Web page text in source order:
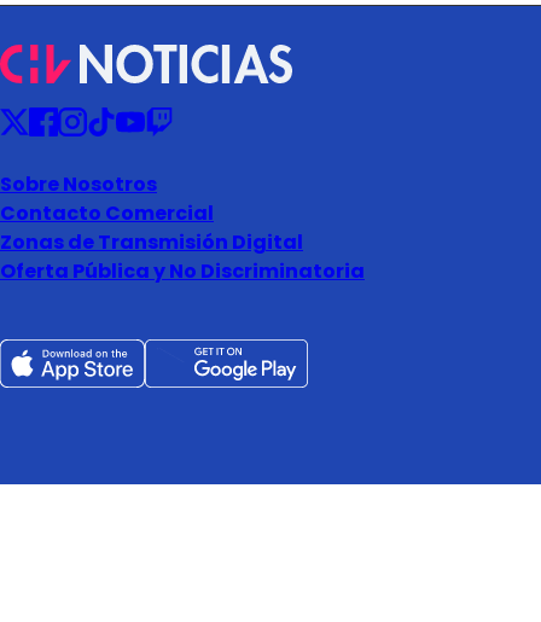
Sobre Nosotros
Contacto Comercial
Zonas de Transmisión Digital
Oferta Pública y No Discriminatoria